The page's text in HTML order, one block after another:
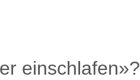
einschlafen»?